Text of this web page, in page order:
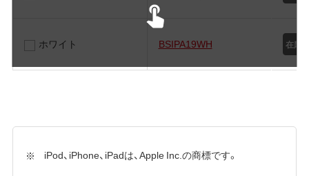
ホワイト BSIPA19WH
iPod、iPhone、iPadは、Apple Inc.の商標です。